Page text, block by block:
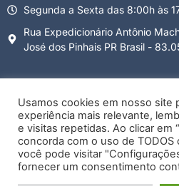
Segunda a Sexta das 8:00h às
Rua Expedicionário Antônio
José dos Pinhais PR Brasil -
Termos e condições Política de
Notificação de Direitos Autorais
Copyright ©Salk Medical –All Rights
Usamos cookies em nosso site
experiência mais relevante,
e visitas repetidas. Ao clicar em
concorda com o uso de
você pode visitar
fornecer um consentimento